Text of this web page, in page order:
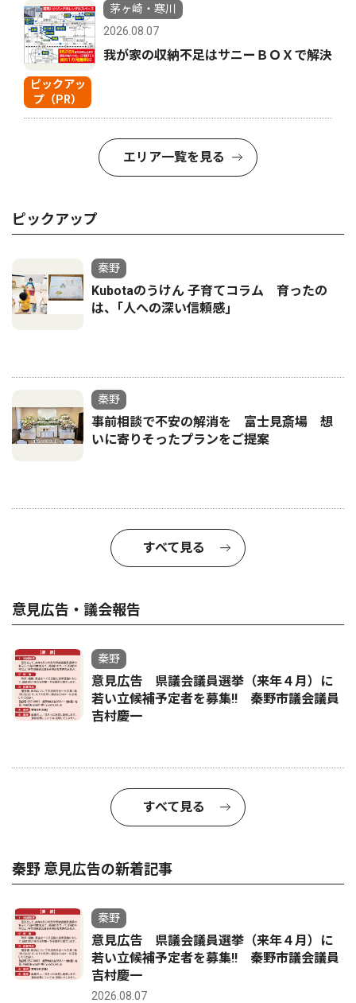
ピックアッ
プ（PR）
茅ヶ崎・寒川
2026.08.07
我が家の収納不足はサニーＢＯＸで解決
エリア一覧を見る
ピックアップ
秦野
Kubotaのうけん 子育てコラム 育ったの
は、｢人への深い信頼感｣
秦野
事前相談で不安の解消を 富士見斎場 想
いに寄りそったプランをご提案
すべて見る
意見広告・議会報告
秦野
意見広告 県議会議員選挙（来年４月）に
若い立候補予定者を募集‼ 秦野市議会議員
吉村慶一
すべて見る
秦野 意見広告の新着記事
秦野
意見広告 県議会議員選挙（来年４月）に
若い立候補予定者を募集‼ 秦野市議会議員
吉村慶一
2026.08.07